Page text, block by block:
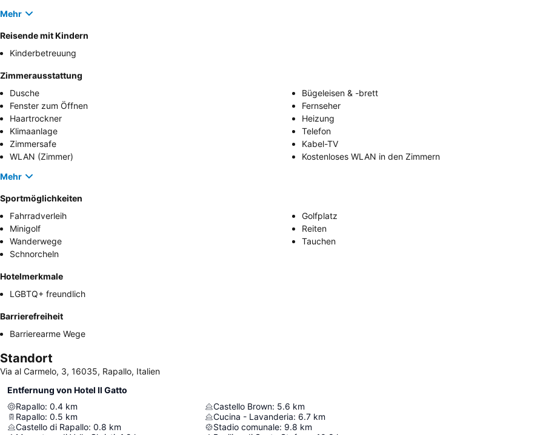
Mehr
Reisende mit Kindern
Kinderbetreuung
Zimmerausstattung
Dusche
Bügeleisen & -brett
Fenster zum Öffnen
Fernseher
Haartrockner
Heizung
Klimaanlage
Telefon
Zimmersafe
Kabel-TV
WLAN (Zimmer)
Kostenloses WLAN in den Zimmern
Mehr
Sportmöglichkeiten
Fahrradverleih
Golfplatz
Minigolf
Reiten
Wanderwege
Tauchen
Schnorcheln
Hotelmerkmale
LGBTQ+ freundlich
Barrierefreiheit
Barrierearme Wege
Standort
Via al Carmelo, 3, 16035, Rapallo, Italien
Entfernung von Hotel Il Gatto
Rapallo: 0.4 km
Rapallo: 0.5 km
Castello di Rapallo: 0.8 km
Castello Brown: 5.6 km
Cucina - Lavanderia: 6.7 km
Stadio comunale: 9.8 km